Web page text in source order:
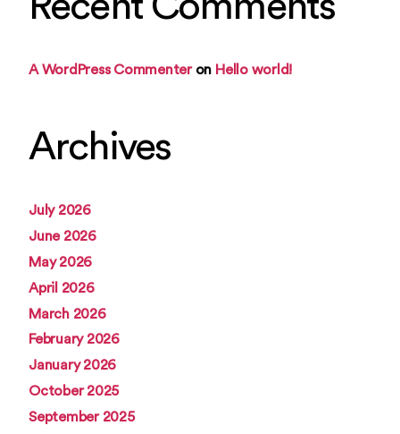
A WordPress Commenteron Hello world!
Archives
July 2026
June 2026
May 2026
April 2026
March 2026
February 2026
January 2026
October 2025
September 2025